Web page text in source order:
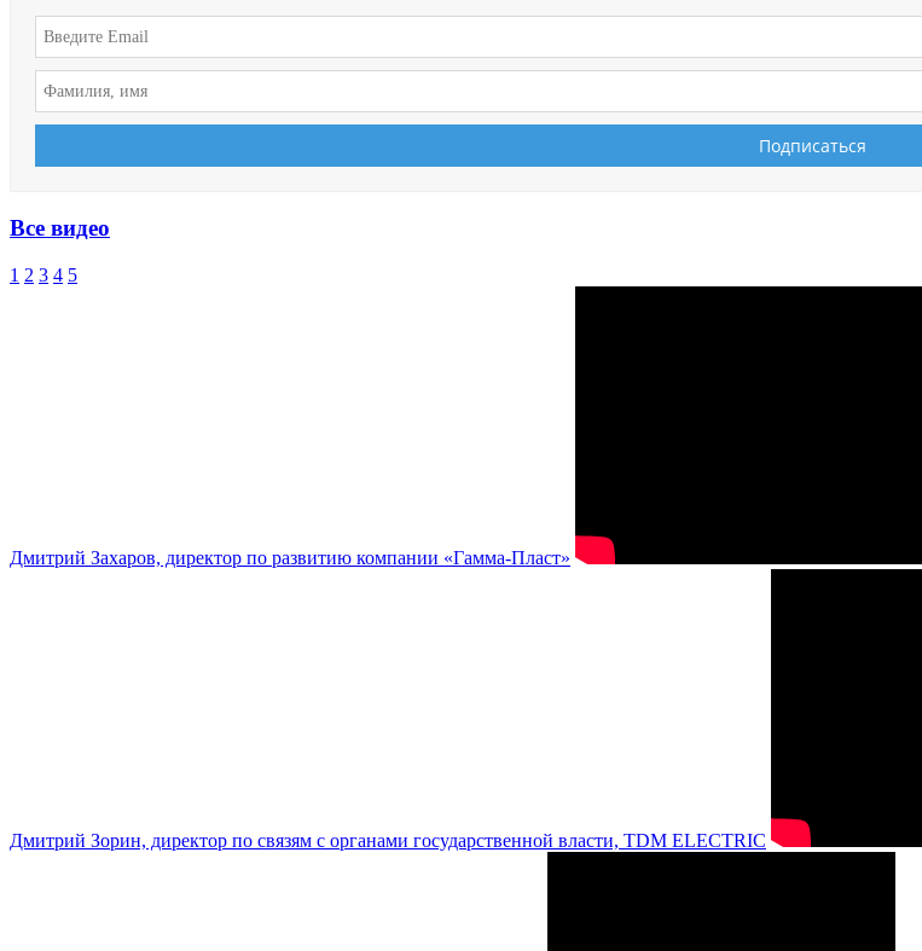
Все видео
1 2 3 4 5
Дмитрий Захаров, директор по развитию компании «Гамма-Пласт»
Дмитрий Зорин, директор по связям с органами государственной власти, TDM ELECTRIC